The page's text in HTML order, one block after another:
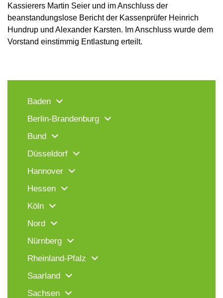
Kassierers Martin Seier und im Anschluss der
beanstandungslose Bericht der Kassenprüfer Heinrich
Hundrup und Alexander Karsten. Im Anschluss wurde dem
Vorstand einstimmig Entlastung erteilt.
Baden
Berlin-Brandenburg
Bund
Düsseldorf
Hannover
Hessen
Köln
Nord
Nürnberg
Rheinland-Pfalz
Saarland
Sachsen